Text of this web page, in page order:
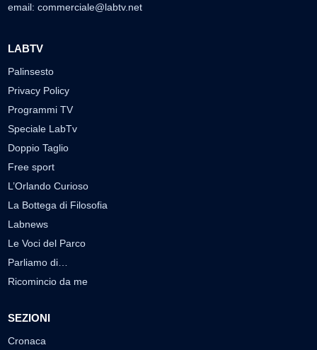
email: commerciale@labtv.net
LABTV
Palinsesto
Privacy Policy
Programmi TV
Speciale LabTv
Doppio Taglio
Free sport
L’Orlando Curioso
La Bottega di Filosofia
Labnews
Le Voci del Parco
Parliamo di…
Ricomincio da me
SEZIONI
Cronaca